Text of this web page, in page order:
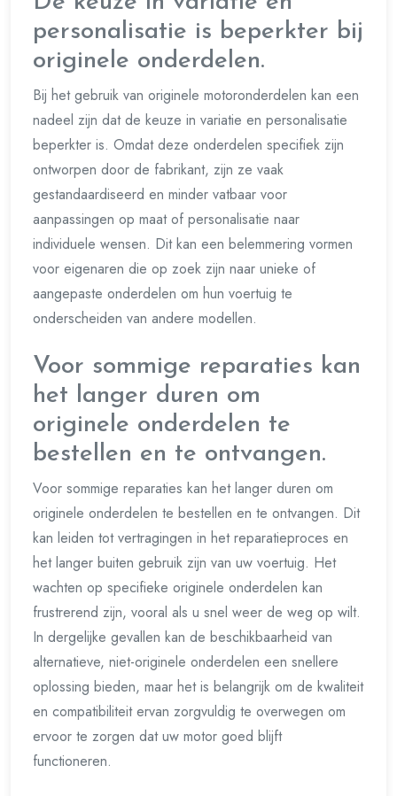
personalisatie is beperkter bij
originele onderdelen.
Bij het gebruik van originele motoronderdelen kan een
nadeel zijn dat de keuze in variatie en personalisatie
beperkter is. Omdat deze onderdelen specifiek zijn
ontworpen door de fabrikant, zijn ze vaak
gestandaardiseerd en minder vatbaar voor
aanpassingen op maat of personalisatie naar
individuele wensen. Dit kan een belemmering vormen
voor eigenaren die op zoek zijn naar unieke of
aangepaste onderdelen om hun voertuig te
onderscheiden van andere modellen.
Voor sommige reparaties kan
het langer duren om
originele onderdelen te
bestellen en te ontvangen.
Voor sommige reparaties kan het langer duren om
originele onderdelen te bestellen en te ontvangen. Dit
kan leiden tot vertragingen in het reparatieproces en
het langer buiten gebruik zijn van uw voertuig. Het
wachten op specifieke originele onderdelen kan
frustrerend zijn, vooral als u snel weer de weg op wilt.
In dergelijke gevallen kan de beschikbaarheid van
alternatieve, niet-originele onderdelen een snellere
oplossing bieden, maar het is belangrijk om de kwaliteit
en compatibiliteit ervan zorgvuldig te overwegen om
ervoor te zorgen dat uw motor goed blijft
functioneren.